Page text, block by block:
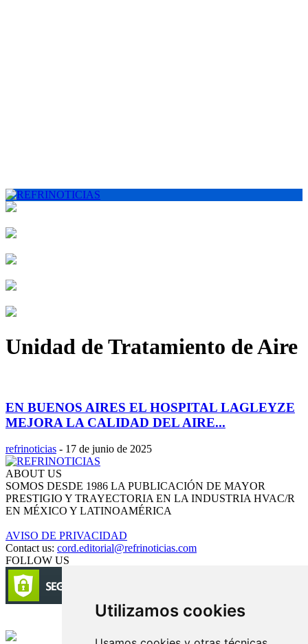
Utilizamos cookies
Unidad de Tratamiento de Aire
EN BUENOS AIRES EL HOSPITAL LAGLEYZE
MEJORA LA CALIDAD DEL AIRE...
refrinoticias - 17 de junio de 2025
ABOUT US
SOMOS DESDE 1986 LA PUBLICACIÓN DE MAYOR
PRESTIGIO Y TRAYECTORIA EN LA INDUSTRIA HVAC/R
EN MÉXICO Y LATINOAMÉRICA
AVISO DE PRIVACIDAD
Contact us: cord.editorial@refrinoticias.com
FOLLOW US